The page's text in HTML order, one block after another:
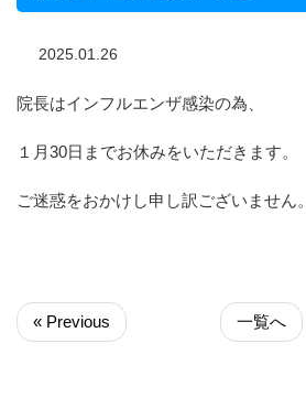
2025.01.26
院長はインフルエンザ感染の為、
１月30日までお休みをいただきます。
ご迷惑をおかけし申し訳ございません。
« Previous 一覧へ